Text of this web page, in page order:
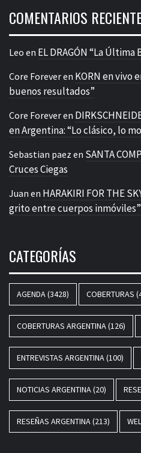
COMENTARIOS
Leo en EL DRAGÓN “La Última
Core Foreveren KORN en vivo
buenos resultados”
Core Foreveren
en Argentina: “Lo clásico, lo
Sebastian paez en SANTA
Cruces Ciegas
Juan en HARAKIRI FOR THE
grito entre cuerpos inmóviles”
CATEGORÍAS
AGENDA(3428) COBERTURAS
COBERTURAS ARGENTINA(126)
ENTREVISTAS ARGENTINA(100)
NOTICIAS ARGENTINA(20)
RESEÑAS ARGENTINA(213)